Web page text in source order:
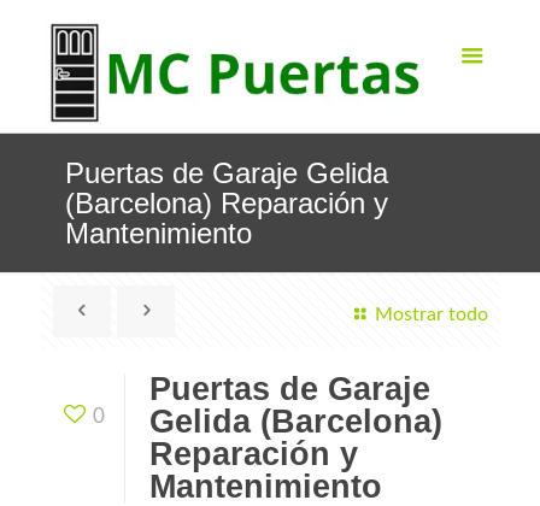
Puertas de Garaje Gelida
(Barcelona) Reparación y
Mantenimiento
Mostrar todo
0
Puertas de Garaje
Gelida (Barcelona)
Reparación y
Mantenimiento